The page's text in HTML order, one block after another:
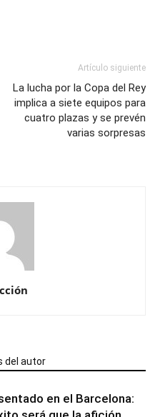
Artículo siguiente
La lucha por la Copa del Rey
implica a siete equipos para
cuatro plazas y se prevén
varias sorpresas
del autor
en el Barcelona: